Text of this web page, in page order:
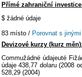
Přímé zahraniční
$ žádné údaje
83 místo / Porovnat s
Devizové kurzy (kurz měn):
Commužádné údajeuté
údaje 438,77 dolaru (2008
528,29 (2004)